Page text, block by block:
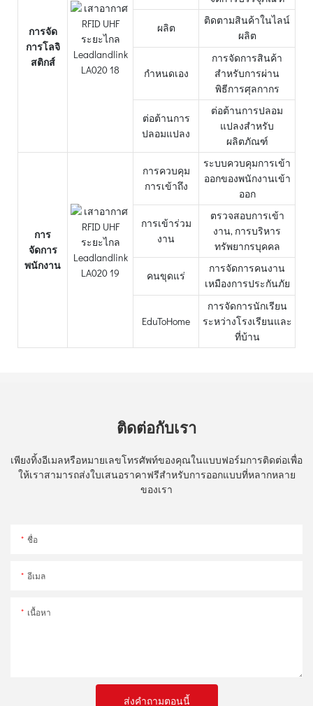
การจัด
การโลจิ
สติกส์
ผลิต
ติดตามสินค้าในไลน์
ผลิต
กำหนดเอง
การจัดการสินค้า
สำหรับการผ่าน
พิธีการศุลกากร
ต่อต้านการ
ปลอมแปลง
ต่อต้านการปลอม
แปลงสำหรับ
ผลิตภัณฑ์
การ
จัดการ
พนักงาน
การควบคุม
การเข้าถึง
ระบบควบคุมการเข้า
ออกของพนักงานเข้า
ออก
การเข้าร่วม
งาน
ตรวจสอบการเข้า
งาน, การบริหาร
ทรัพยากรบุคคล
คนขุดแร่
การจัดการคนงาน
เหมืองการประกันภัย
EduToHome
การจัดการนักเรียน
ระหว่างโรงเรียนและ
ที่บ้าน
ติดต่อกับเรา
เพียงทิ้งอีเมลหรือหมายเลขโทรศัพท์ของคุณในแบบฟอร์มการติดต่อเพื่อ
ให้เราสามารถส่งใบเสนอราคาฟรีสำหรับการออกแบบที่หลากหลาย
ของเรา
ชื่อ
อีเมล
เนื้อหา
ส่งคำถามตอนนี้